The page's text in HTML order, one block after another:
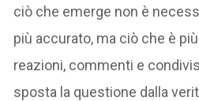
ciò che emerge non è
più accurato, ma ciò che è
reazioni, commenti e
sposta la questione dalla